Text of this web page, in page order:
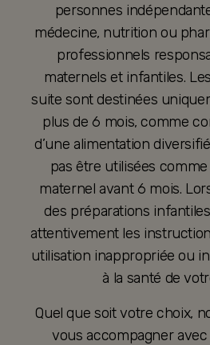
personnes
médecine, nutrition ou
professionnels
maternels et infantiles.
suite sont destinées
plus de 6 mois, comme
d’une alimentation
pas être utilisées
maternel avant 6 mois.
des préparations
attentivement les
utilisation inappropriée ou
à la santé de
Quel que soit votre choix,
vous accompagner